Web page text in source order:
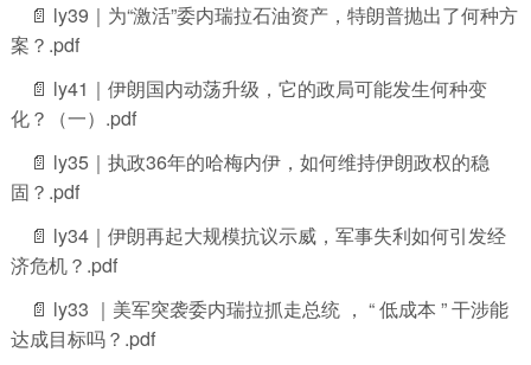
📄 ly39｜为“激活”委内瑞拉石油资产，特朗普抛出了何种方
案？.pdf
📄 ly41｜伊朗国内动荡升级，它的政局可能发生何种变
化？（一）.pdf
📄 ly35｜执政36年的哈梅内伊，如何维持伊朗政权的稳
固？.pdf
📄 ly34｜伊朗再起大规模抗议示威，军事失利如何引发经
济危机？.pdf
📄 ly33 ｜美军突袭委内瑞拉抓走总统 ， “ 低成本 ” 干涉能
达成目标吗？.pdf